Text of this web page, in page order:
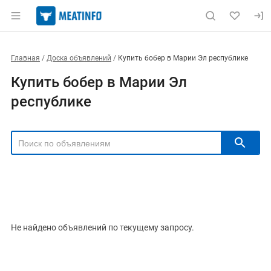
Главная Доска объявлений Купить бобер в Марии Эл республике
Купить бобер в Марии Эл
республике
РУБРИКА
Не найдено объявлений по текущему запросу.